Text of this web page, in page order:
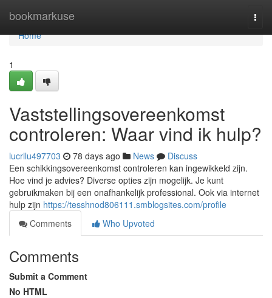
bookmarkuse
Home
Home
1
Vaststellingsovereenkomst
controleren: Waar vind ik hulp?
lucrllu497703 78 days ago News
Discuss
Een schikkingsovereenkomst controleren kan ingewikkeld zijn.
Hoe vind je advies? Diverse opties zijn mogelijk. Je kunt
gebruikmaken bij een onafhankelijk professional. Ook via internet
hulp zijn https://tesshnod806111.smblogsites.com/profile
Comments
Who Upvoted
Comments
Submit a Comment
No HTML